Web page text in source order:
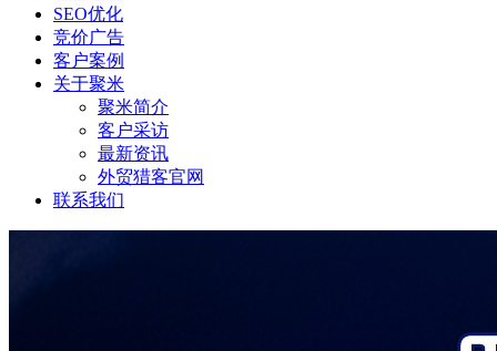
SEO优化
竞价广告
客户案例
关于聚米
聚米简介
客户采访
最新资讯
外贸猎客官网
联系我们